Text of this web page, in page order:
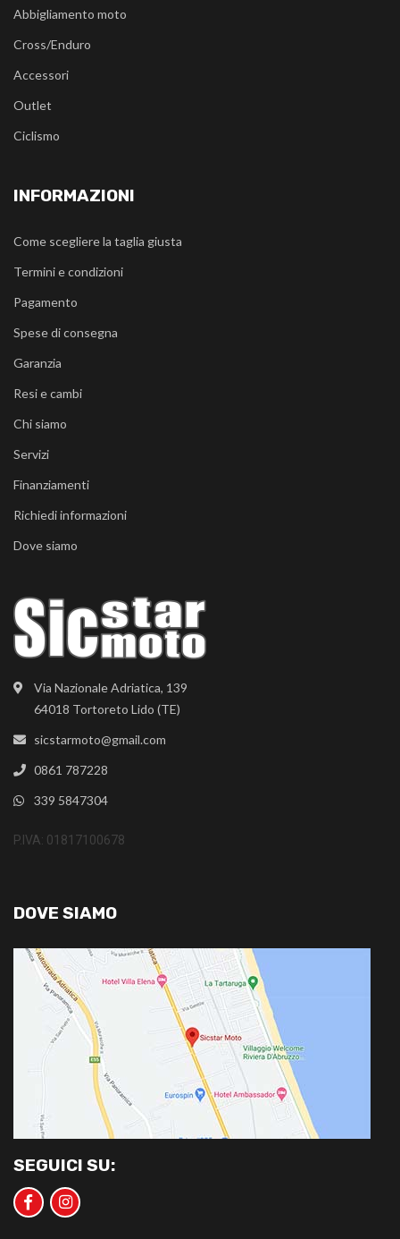
Via Nazionale Adriatica, 139
64018 Tortoreto Lido (TE)
sicstarmoto@gmail.com
0861 787228
339 5847304
P.IVA: 01817100678
Abbigliamento moto
Cross/Enduro
Accessori
Outlet
Ciclismo
INFORMAZIONI
Come scegliere la taglia giusta
Termini e condizioni
Pagamento
Spese di consegna
Garanzia
Resi e cambi
Chi siamo
Servizi
Finanziamenti
Richiedi informazioni
Dove siamo
DOVE SIAMO
SEGUICI SU: